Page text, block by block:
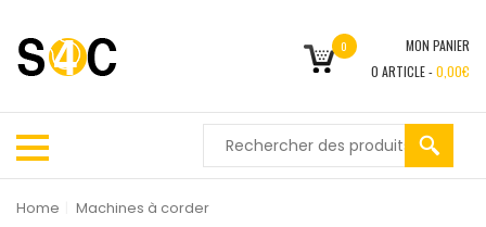
0
MON PANIER
0 ARTICLE -0,00€
Home Machines à corder